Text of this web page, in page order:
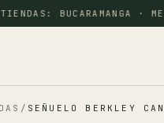
BUCARAMANGA ·
/ SEÑUELO BERKLEY